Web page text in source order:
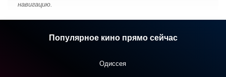
навигацию.
Популярное кино прямо сейчас
Одиссея